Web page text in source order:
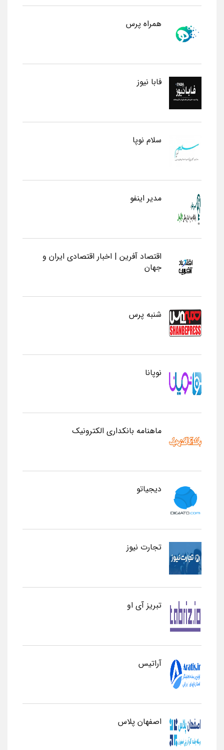
همراه پرس
فابا نیوز
سلام نوپا
مدیر اینفو
اقتصاد آفرین | اخبار اقتصادی ایران و
جهان
شنبه پرس
نوپانا
ماهنامه بانکداری الکترونیک
دیجیاتو
تجارت نیوز
تبریز آی او
آراتیس
اصفهان پلاس